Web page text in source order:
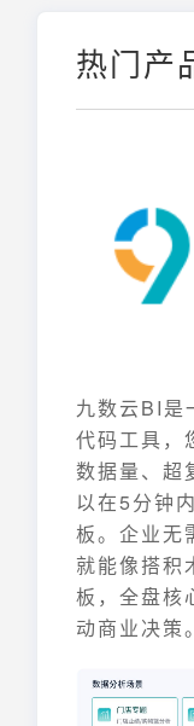
热门产
九数云BI是
代码工具，
数据量、超
以在5分钟
板。企业无
就能像搭积
板，全盘核
动商业决策。